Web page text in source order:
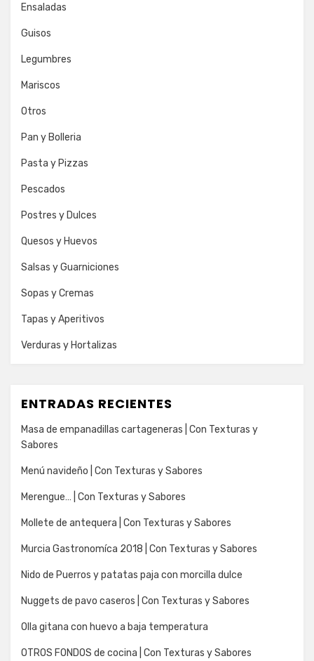
Ensaladas
Guisos
Legumbres
Mariscos
Otros
Pan y Bolleria
Pasta y Pizzas
Pescados
Postres y Dulces
Quesos y Huevos
Salsas y Guarniciones
Sopas y Cremas
Tapas y Aperitivos
Verduras y Hortalizas
ENTRADAS RECIENTES
Masa de empanadillas cartageneras | Con Texturas y
Sabores
Menú navideño | Con Texturas y Sabores
Merengue… | Con Texturas y Sabores
Mollete de antequera | Con Texturas y Sabores
Murcia Gastronomíca 2018 | Con Texturas y Sabores
Nido de Puerros y patatas paja con morcilla dulce
Nuggets de pavo caseros | Con Texturas y Sabores
Olla gitana con huevo a baja temperatura
OTROS FONDOS de cocina | Con Texturas y Sabores